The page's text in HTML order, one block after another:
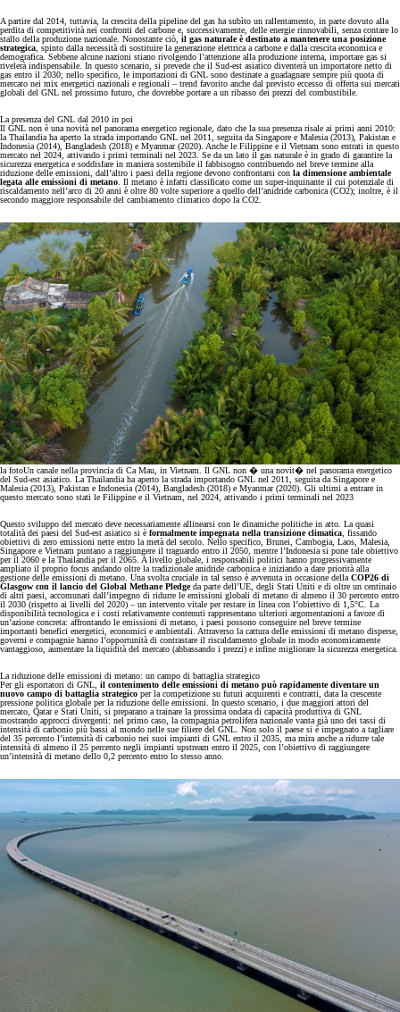
A partire dal 2014, tuttavia, la crescita della pipeline del gas ha subìto un rallentamento, in parte dovuto alla
perdita di competitività nei confronti del carbone e, successivamente, delle energie rinnovabili, senza contare lo
stallo della produzione nazionale. Nonostante ciò, il gas naturale è destinato a mantenere una posizione
strategica , spinto dalla necessità di sostituire la generazione elettrica a carbone e dalla crescita economica e
demografica. Sebbene alcune nazioni stiano rivolgendo l’attenzione alla produzione interna, importare gas si
rivelerà indispensabile. In questo scenario, si prevede che il Sud-est asiatico diventerà un importatore netto di
gas entro il 2030; nello specifico, le importazioni di GNL sono destinate a guadagnare sempre più quota di
mercato nei mix energetici nazionali e regionali – trend favorito anche dal previsto eccesso di offerta sui mercati
globali del GNL nel prossimo futuro, che dovrebbe portare a un ribasso dei prezzi del combustibile.
La presenza del GNL dal 2010 in poi
Il GNL non è una novità nel panorama energetico regionale, dato che la sua presenza risale ai primi anni 2010:
la Thailandia ha aperto la strada importando GNL nel 2011, seguita da Singapore e Malesia (2013), Pakistan e
Indonesia (2014), Bangladesh (2018) e Myanmar (2020). Anche le Filippine e il Vietnam sono entrati in questo
mercato nel 2024, attivando i primi terminali nel 2023. Se da un lato il gas naturale è in grado di garantire la
sicurezza energetica e soddisfare in maniera sostenibile il fabbisogno contribuendo nel breve termine alla
riduzione delle emissioni, dall’altro i paesi della regione devono confrontarsi con la dimensione ambientale
legata alle emissioni di metano . Il metano è infatti classificato come un super-inquinante il cui potenziale di
riscaldamento nell’arco di 20 anni è oltre 80 volte superiore a quello dell’anidride carbonica (CO2); inoltre, è il
secondo maggiore responsabile del cambiamento climatico dopo la CO2.
la fotoUn canale nella provincia di Ca Mau, in Vietnam. Il GNL non � una novit� nel panorama energetico
del Sud-est asiatico. La Thailandia ha aperto la strada importando GNL nel 2011, seguita da Singapore e
Malesia (2013), Pakistan e Indonesia (2014), Bangladesh (2018) e Myanmar (2020). Gli ultimi a entrare in
questo mercato sono stati le Filippine e il Vietnam, nel 2024, attivando i primi terminali nel 2023
Questo sviluppo del mercato deve necessariamente allinearsi con le dinamiche politiche in atto. La quasi
totalità dei paesi del Sud-est asiatico si è formalmente impegnata nella transizione climatica , fissando
obiettivi di zero emissioni nette entro la metà del secolo. Nello specifico, Brunei, Cambogia, Laos, Malesia,
Singapore e Vietnam puntano a raggiungere il traguardo entro il 2050, mentre l’Indonesia si pone tale obiettivo
per il 2060 e la Thailandia per il 2065. A livello globale, i responsabili politici hanno progressivamente
ampliato il proprio focus andando oltre la tradizionale anidride carbonica e iniziando a dare priorità alla
gestione delle emissioni di metano. Una svolta cruciale in tal senso è avvenuta in occasione della COP26 di
Glasgow con il lancio del Global Methane Pledgeda parte dell’UE, degli Stati Uniti e di oltre un centinaio
di altri paesi, accomunati dall’impegno di ridurre le emissioni globali di metano di almeno il 30 percento entro
il 2030 (rispetto ai livelli del 2020) – un intervento vitale per restare in linea con l’obiettivo di 1,5°C. La
disponibilità tecnologica e i costi relativamente contenuti rappresentano ulteriori argomentazioni a favore di
un’azione concreta: affrontando le emissioni di metano, i paesi possono conseguire nel breve termine
importanti benefici energetici, economici e ambientali. Attraverso la cattura delle emissioni di metano disperse,
governi e compagnie hanno l’opportunità di contrastare il riscaldamento globale in modo economicamente
vantaggioso, aumentare la liquidità del mercato (abbassando i prezzi) e infine migliorare la sicurezza energetica.
La riduzione delle emissioni di metano: un campo di battaglia strategico
Per gli esportatori di GNL, il contenimento delle emissioni di metano può rapidamente diventare un
nuovo campo di battaglia strategico per la competizione su futuri acquirenti e contratti, data la crescente
pressione politica globale per la riduzione delle emissioni. In questo scenario, i due maggiori attori del
mercato, Qatar e Stati Uniti, si preparano a trainare la prossima ondata di capacità produttiva di GNL
mostrando approcci divergenti: nel primo caso, la compagnia petrolifera nazionale vanta già uno dei tassi di
intensità di carbonio più bassi al mondo nelle sue filiere del GNL. Non solo il paese si è impegnato a tagliare
del 35 percento l’intensità di carbonio nei suoi impianti di GNL entro il 2035, ma mira anche a ridurre tale
intensità di almeno il 25 percento negli impianti upstream entro il 2025, con l’obiettivo di raggiungere
un’intensità di metano dello 0,2 percento entro lo stesso anno.